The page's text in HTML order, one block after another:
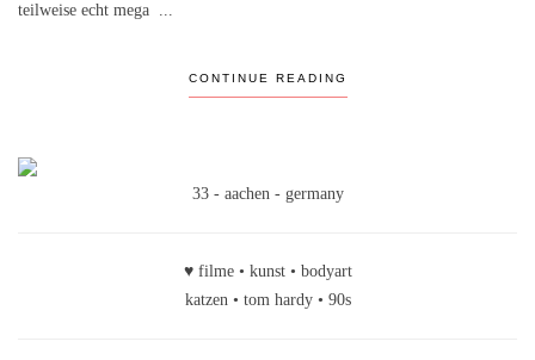
teilweise echt mega ...
CONTINUE READING
33 - aachen - germany
♥ filme • kunst • bodyart
katzen • tom hardy • 90s